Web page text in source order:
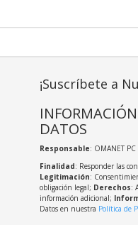
¡Suscríbete a
DATOS
Responsable: OMANET PC
Finalidad: Responder las
Legitimación:
obligación legal; Derechos:
información adicional;
Datos en nuestra Política de